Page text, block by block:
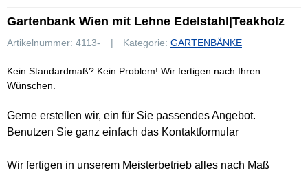
Gartenbank Wien mit Lehne Edelstahl|Teakholz
Artikelnummer: 4113- Kategorie: GARTENBÄNKE
Kein Standardmaß? Kein Problem! Wir fertigen nach Ihren
Wünschen.
Gerne erstellen wir, ein für Sie passendes Angebot.
Benutzen Sie ganz einfach das Kontaktformular
Wir fertigen in unserem Meisterbetrieb alles nach Maß